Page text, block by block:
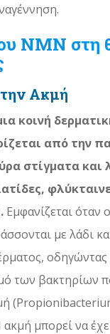
NMN στη
Ακμή
κοινή
από την
στίγματα και
Εμφανίζεται όταν
με λάδι
οδηγώντας
των βακτηρίων
μπορεί να